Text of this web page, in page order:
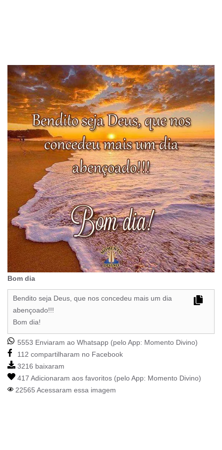
Bom dia
Bendito seja Deus, que nos concedeu mais um dia
abençoado!!!
Bom dia!
5553 Enviaram ao Whatsapp (pelo App: Momento Divino)
112 compartilharam no Facebook
3216 baixaram
417 Adicionaram aos favoritos (pelo App: Momento Divino)
22565 Acessaram essa imagem